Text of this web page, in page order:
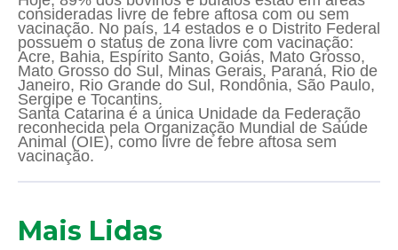
consideradas livre de febre aftosa com ou sem
vacinação. No país, 14 estados e o Distrito Federal
possuem o status de zona livre com vacinação:
Acre, Bahia, Espírito Santo, Goiás, Mato Grosso,
Mato Grosso do Sul, Minas Gerais, Paraná, Rio de
Janeiro, Rio Grande do Sul, Rondônia, São Paulo,
Sergipe e Tocantins.
Santa Catarina é a única Unidade da Federação
reconhecida pela Organização Mundial de Saúde
Animal (OIE), como livre de febre aftosa sem
vacinação.
Mais Lidas